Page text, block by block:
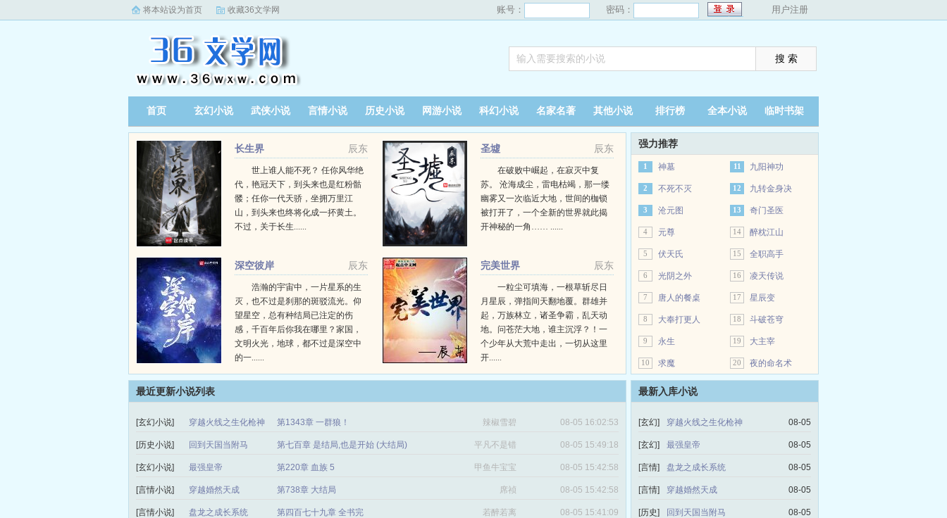
将本站设为首页 收藏36文学网 账号： 密码： 用户注册
首页 玄幻小说 武侠小说 言情小说 历史小说 网游小说 科幻小说 名家名著 其他小说 排行榜 全本小说 临时书架
辰东
长生界
世上谁人能不死？ 任你风华绝
代，艳冠天下，到头来也是红粉骷
髅；任你一代天骄，坐拥万里江
山，到头来也终将化成一抔黄土。
不过，关于长生......
辰东
圣墟
在破败中崛起，在寂灭中复
苏。 沧海成尘，雷电枯竭，那一缕
幽雾又一次临近大地，世间的枷锁
被打开了，一个全新的世界就此揭
开神秘的一角…… ......
辰东
深空彼岸
浩瀚的宇宙中，一片星系的生
灭，也不过是刹那的斑驳流光。仰
望星空，总有种结局已注定的伤
感，千百年后你我在哪里？家国，
文明火光，地球，都不过是深空中
的一......
辰东
完美世界
一粒尘可填海，一根草斩尽日
月星辰，弹指间天翻地覆。群雄并
起，万族林立，诸圣争霸，乱天动
地。问苍茫大地，谁主沉浮？！一
个少年从大荒中走出，一切从这里
开......
强力推荐
1 神墓
2 不死不灭
3 沧元图
4 元尊
5 伏天氏
6 光阴之外
7 唐人的餐桌
8 大奉打更人
9 永生
10 求魔
11 九阳神功
12 九转金身决
13 奇门圣医
14 醉枕江山
15 全职高手
16 凌天传说
17 星辰变
18 斗破苍穹
19 大主宰
20 夜的命名术
最近更新小说列表
[玄幻小说] 穿越火线之生化枪神 第1343章 一群狼！ 辣椒雪碧 08-05 16:02:53
[历史小说] 回到天国当附马 第七百章 是结局,也是开始 (大结局) 平凡不是错 08-05 15:49:18
[玄幻小说] 最强皇帝 第220章 血族 5 甲鱼牛宝宝 08-05 15:42:58
[言情小说] 穿越婚然天成 第738章 大结局 席祯 08-05 15:42:58
[言情小说] 盘龙之成长系统 第四百七十九章 全书完 若醉若离 08-05 15:41:09
最新入库小说
[玄幻] 穿越火线之生化枪神 08-05
[玄幻] 最强皇帝 08-05
[言情] 盘龙之成长系统 08-05
[言情] 穿越婚然天成 08-05
[历史] 回到天国当附马 08-05